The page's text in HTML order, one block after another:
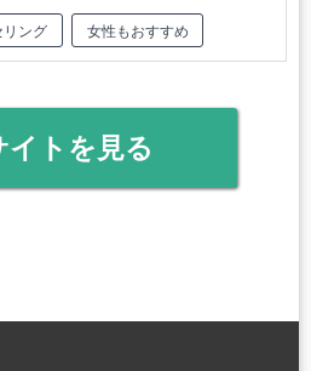
リング 女性もおすすめ
イトを見る